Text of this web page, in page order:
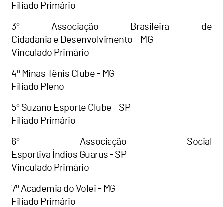
Filiado Primário
3º Associação Brasileira de
Cidadania e Desenvolvimento – MG
Vinculado Primário
4º Minas Tênis Clube - MG
Filiado Pleno
5º Suzano Esporte Clube – SP
Filiado Primário
6º Associação Social
Esportiva Índios Guarus - SP
Vinculado Primário
7º Academia do Volei - MG
Filiado Primário